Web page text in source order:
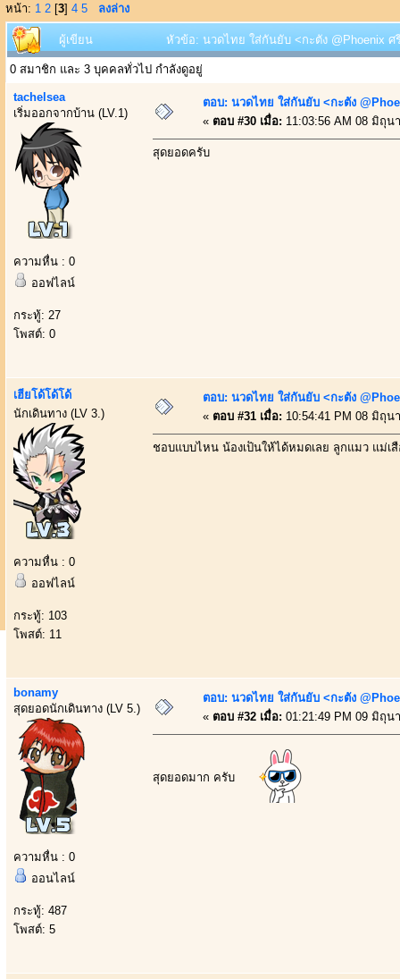
หน้า: 1 2 [3] 4 5 ลงล่าง
ผู้เขียน หัวข้อ: นวดไทย ใส่กันยับ <กะตัง @Phoenix
0 สมาชิก และ 3 บุคคลทั่วไป กำลังดูอยู่
tachelsea
เริ่มออกจากบ้าน (LV.1)
ความหื่น : 0
ออฟไลน์
กระทู้: 27
โพสต์: 0
ตอบ: นวดไทย ใส่กันยับ <กะตัง
« ตอบ #30 เมื่อ: 11:03:56 AM 08 มิถุน
สุดยอดครับ
เฮียโด้โด้โด้
นักเดินทาง (LV 3.)
ความหื่น : 0
ออฟไลน์
กระทู้: 103
โพสต์: 11
ตอบ: นวดไทย ใส่กันยับ <กะตัง
« ตอบ #31 เมื่อ: 10:54:41 PM 08 มิถุน
ชอบแบบไหน น้องเป็นให้ได้หมดเลย ลูกแมว แม่เ
bonamy
สุดยอดนักเดินทาง (LV 5.)
ความหื่น : 0
ออนไลน์
กระทู้: 487
โพสต์: 5
ตอบ: นวดไทย ใส่กันยับ <กะตัง
« ตอบ #32 เมื่อ: 01:21:49 PM 09 มิถุน
สุดยอดมาก ครับ